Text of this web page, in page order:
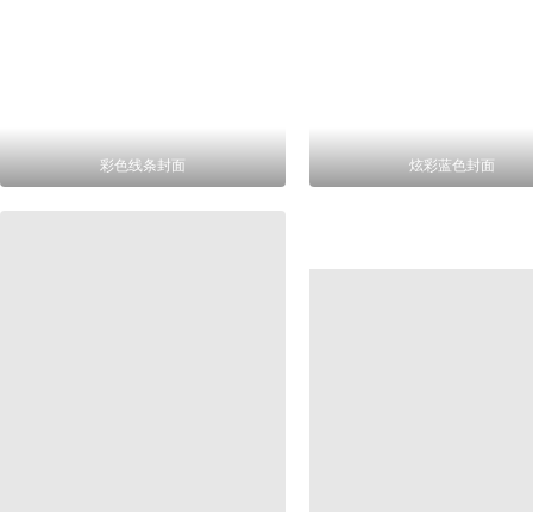
彩色线条封面 炫彩蓝色封面